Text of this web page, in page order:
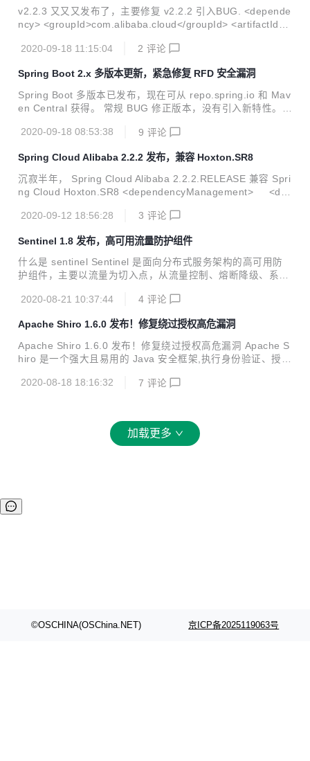
eteMe cookie 使用定义 sameSite。 Spring s...
v2.2.3 又又又发布了，主要修复 v2.2.2 引入BUG. <depende
ncy> <groupId>com.alibaba.cloud</groupId> <artifactId>s
2.2.3.RELEASE</version> <type>pom</type> <scope>imp
终从 Nacosmanager 获取 Namingservice 删除无...
2020-09-18 11:15:04 2 评论
Spring Boot 2.x 多版本更新，紧急修复 RFD 安全漏洞
Spring Boot 多版本已发布，现在可从 repo.spring.io 和 Mav
en Central 获得。 常规 BUG 修正版本，没有引入新特性。旨
-2020-5421）的修复程序。 此漏洞可以通过 sessionId 绕过
groupId>org.springframework.boot</groupId> <artifactId>
spring-boot-starter-parent</artifact...
2020-09-18 08:53:38 9 评论
Spring Cloud Alibaba 2.2.2 发布，兼容 Hoxton.SR8
沉寂半年， Spring Cloud Alibaba 2.2.2.RELEASE 兼容 Spri
ng Cloud Hoxton.SR8 <dependencyManagement> <de
alibaba.cloud</groupId> <artifactId>spring-cloud-
RELEASE</version> ...
2020-09-12 18:56:28 3 评论
Sentinel 1.8 发布，高可用流量防护组件
什么是 sentinel Sentinel 是面向分布式服务架构的高可用防
护组件，主要以流量为切入点，从流量控制、熔断降级、系统
过长时间的打磨后，Sentinel 1.8.0 版本正式发布！该版本是
尤其是针对熔断降级特性的完善升级（支持任意统计时长、慢
调用比例降级策略、熔断器事件监听等特性）；同时该版本进
一步扩充了开源生态，提供对 Java EE (JAX-RS, CDI), Quar
功能/增强 增加新的断路器...
2020-08-21 10:37:44 4 评论
Apache Shiro 1.6.0 发布！修复绕过授权高危漏洞
Apache Shiro 1.6.0 发布！修复绕过授权高危漏洞 Apache S
hiro 是一个强大且易用的 Java 安全框架,执行身份验证、授
速、轻松地获得任何应用程序,从最小的移动应用程序到最大的
赖 CVE-2020-13933 安全漏洞 CVE-2020-11989（2020.6
的安全漏洞）的修复补丁存在缺陷，由于 shiro 在处理 url 时
2020-08-18 18:16:32 7 评论
加载更多
©OSCHINA(OSChina.NET) 京ICP备2025119063号